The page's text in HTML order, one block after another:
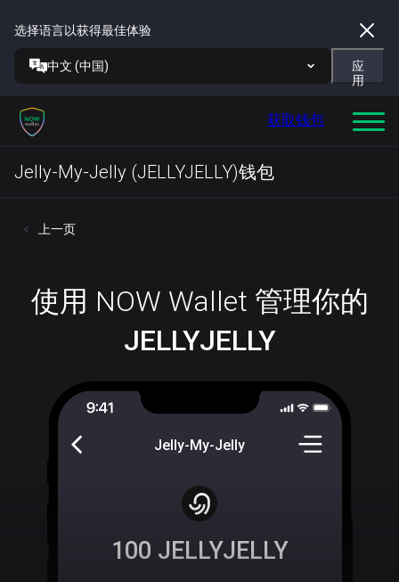
选择语言以获得最佳体验
中文 (中国)
应
用
获取钱包
Jelly-My-Jelly (JELLYJELLY)钱包
上一页
使用 NOW Wallet 管理你的
JELLYJELLY
Jelly-My-Jelly
100 JELLYJELLY